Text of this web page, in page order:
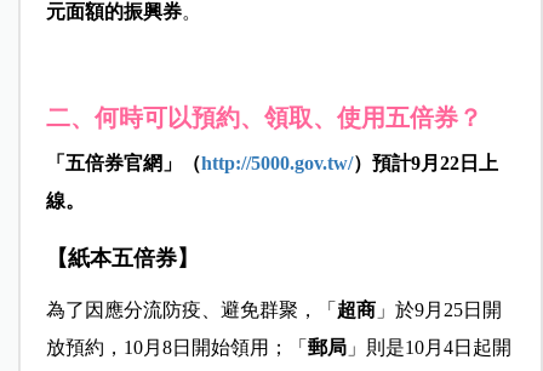
元面額的振興券。
二、何時可以預約、領取、使用五倍券？
「五倍券官網」（http://5000.gov.tw/）預計9月22日上
線。
【紙本五倍券】
為了因應分流防疫、避免群聚，「 超商」於9月25日開
放預約，10月8日開始領用；「 郵局」則是10月4日起開